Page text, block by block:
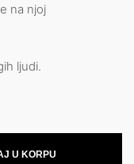
na njoj
ljudi.
U KORPU